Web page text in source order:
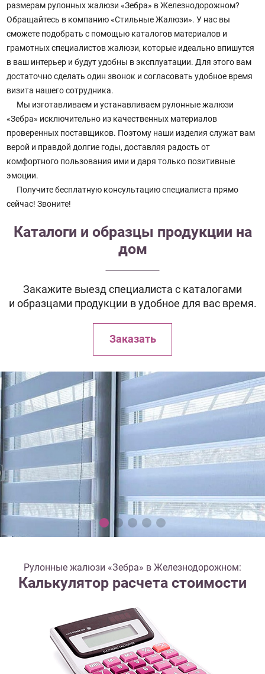
размерам рулонных жалюзи «Зебра» в Железнодорожном?
Обращайтесь в компанию «Стильные Жалюзи». У нас вы
сможете подобрать с помощью каталогов материалов и
грамотных специалистов жалюзи, которые идеально впишутся
в ваш интерьер и будут удобны в эксплуатации. Для этого вам
достаточно сделать один звонок и согласовать удобное время
визита нашего сотрудника.
Мы изготавливаем и устанавливаем рулонные жалюзи
«Зебра» исключительно из качественных материалов
проверенных поставщиков. Поэтому наши изделия служат вам
верой и правдой долгие годы, доставляя радость от
комфортного пользования ими и даря только позитивные
эмоции.
Получите бесплатную консультацию специалиста прямо
сейчас! Звоните!
Каталоги и образцы продукции на
дом
Закажите выезд специалиста с каталогами
и образцами продукции в удобное для вас время.
Заказать
Рулонные жалюзи «Зебра» в Железнодорожном:
Калькулятор расчета стоимости